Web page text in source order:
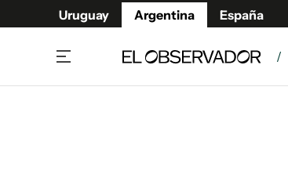
Uruguay Argentina España
/